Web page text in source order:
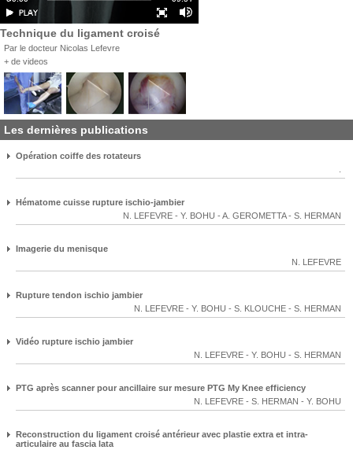
Technique du ligament croisé
Par le docteur Nicolas Lefevre
+ de videos
Les dernières publications
Opération coiffe des rotateurs
Hématome cuisse rupture ischio-jambier
N. LEFEVRE - Y. BOHU - A. GEROMETTA- S. HERMAN
Imagerie du menisque
N. LEFEVRE
Rupture tendon ischio jambier
N. LEFEVRE - Y. BOHU - S. KLOUCHE - S. HERMAN
Vidéo rupture ischio jambier
N. LEFEVRE - Y. BOHU - S. HERMAN
PTG après scanner pour ancillaire sur mesure PTG My Knee efficiency
N. LEFEVRE - S. HERMAN - Y. BOHU
Reconstruction du ligament croisé antérieur avec plastie extra et intra-
articulaire au fascia lata